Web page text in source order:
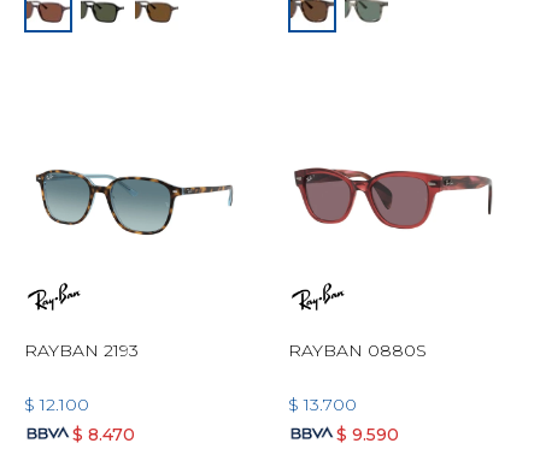
RAYBAN 2193
$ 12.100
$ 8.470
RAYBAN 0880S
$ 13.700
$ 9.590